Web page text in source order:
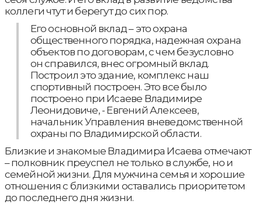
коллеги чтут и берегут до сих пор.
Его основной вклад – это охрана
общественного порядка, надежная охрана
объектов по договорам, с чем безусловно
он справился, внес огромный вклад.
Построил это здание, комплекс наш
спортивный построен. Это все было
построено при Исаеве Владимире
Леонидовиче, - Евгений Алексеев,
начальник Управления вневедомственной
охраны по Владимирской области.
Близкие и знакомые Владимира Исаева отмечают
– полковник преуспел не только в службе, но и
семейной жизни. Для мужчина семья и хорошие
отношения с близкими оставались приоритетом
до последнего дня жизни.